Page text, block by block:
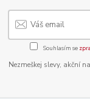
Souhlasím se
Nezmeškej slevy, akční